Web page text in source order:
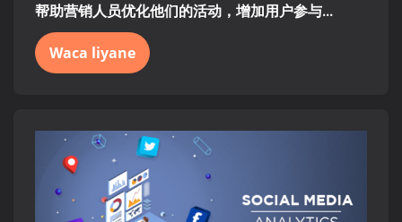
帮助营销人员优化他们的活动，增加用户参与...
Waca liyane